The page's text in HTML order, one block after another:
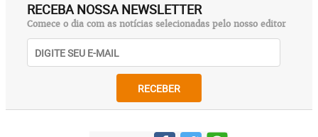
RECEBA NOSSA NEWSLETTER
Comece o dia com as notícias selecionadas pelo nosso editor
RECEBER